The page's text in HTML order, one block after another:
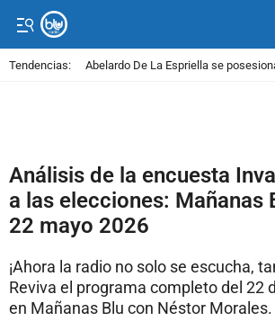
Tendencias: Abelardo De La Espriella se
Análisis de la encuesta
a las elecciones: Mañanas
22 mayo 2026
¡Ahora la radio no solo se escucha,
Reviva el programa completo del 22
en Mañanas Blu con Néstor Morales.